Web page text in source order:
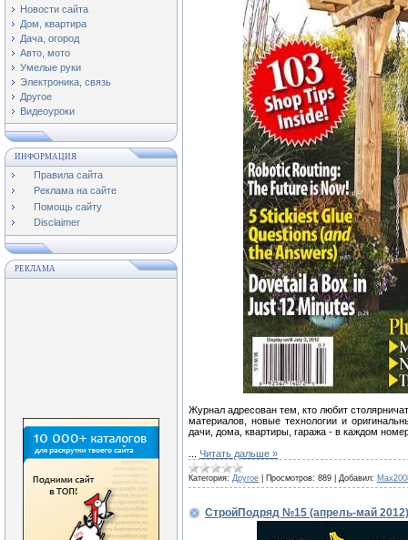
Новости сайта
Дом, квартира
Дача, огород
Авто, мото
Умелые руки
Электроника, связь
Другое
Видеоуроки
ИНФОРМАЦИЯ
Правила сайта
Реклама на сайте
Помощь сайту
Disclaimer
РЕКЛАМА
Журнал адресован тем, кто любит
материалов, новые технологии и
дачи, дома, квартиры, гаража - в каждом
Читать дальше »
Категория: Другое Просмотров: 889 Добавил:
СтройПодряд №15 (апрель-май 2012)